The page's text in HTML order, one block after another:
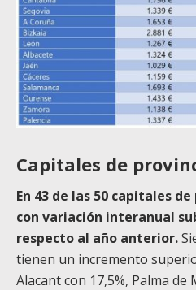
Capitales de
En 43 de las 50 capitales
con variación interanual
respecto al año anterior.
tienen un incremento
Alacant con 17,5%, Palma de